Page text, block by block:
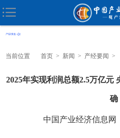
当前位置 首页 > 新闻 > 产经要闻 >
2025年实现利润总额2.5万亿元
确
中国产业经济信息网